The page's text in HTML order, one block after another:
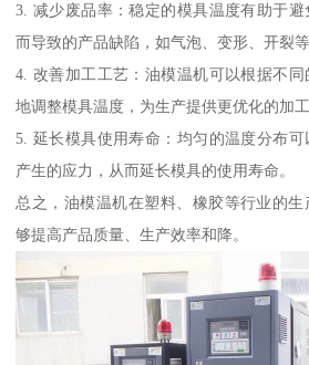
3. 减少废品率：稳定的模具温度有助于
而导致的产品缺陷，如气泡、变形、开裂
4. 改善加工工艺：油模温机可以根据不
地调整模具温度，为生产提供更优化的加工
5. 延长模具使用寿命：均匀的温度分布
产生的应力，从而延长模具的使用寿命。
总之，油模温机在塑料、橡胶等行业的
够提高产品质量、生产效率和降。